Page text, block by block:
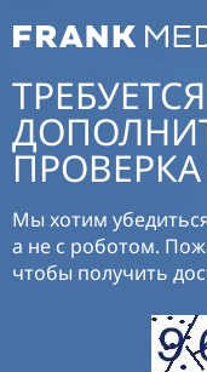
ТРЕБУЕТСЯ
ПРОВЕРКА
Мы хотим
а не с роботом.
чтобы получить